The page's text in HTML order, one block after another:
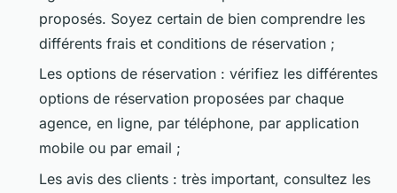
proposés. Soyez certain de bien comprendre les
différents frais et conditions de réservation ;
Les options de réservation : vérifiez les différentes
options de réservation proposées par chaque
agence, en ligne, par téléphone, par application
mobile ou par email ;
Les avis des clients : très important, consultez les